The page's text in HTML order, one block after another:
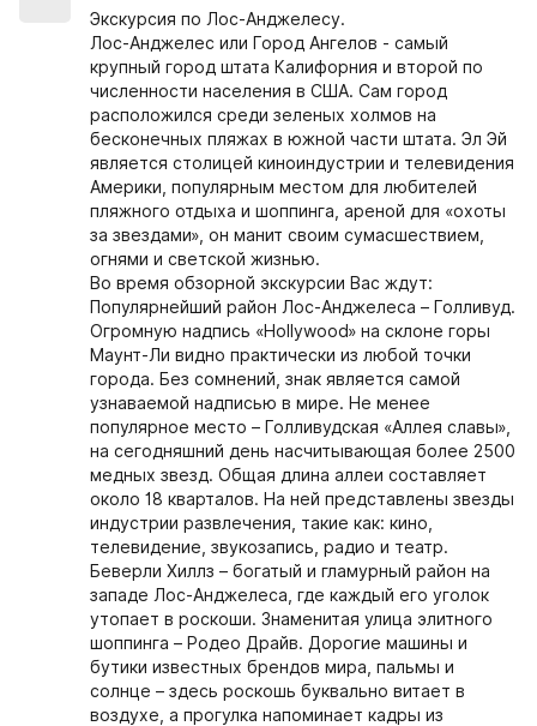
Экскурсия по Лос-Анджелесу.
Лос-Анджелес или Город Ангелов - самый
крупный город штата Калифорния и второй по
численности населения в США. Сам город
расположился среди зеленых холмов на
бесконечных пляжах в южной части штата. Эл Эй
является столицей киноиндустрии и телевидения
Америки, популярным местом для любителей
пляжного отдыха и шоппинга, ареной для «охоты
за звездами», он манит своим сумасшествием,
огнями и светской жизнью.
Во время обзорной экскурсии Вас ждут:
Популярнейший район Лос-Анджелеса – Голливуд.
Огромную надпись «Hollywood» на склоне горы
Маунт-Ли видно практически из любой точки
города. Без сомнений, знак является самой
узнаваемой надписью в мире. Не менее
популярное место – Голливудская «Аллея славы»,
на сегодняшний день насчитывающая более 2500
медных звезд. Общая длина аллеи составляет
около 18 кварталов. На ней представлены звезды
индустрии развлечения, такие как: кино,
телевидение, звукозапись, радио и театр.
Беверли Хиллз – богатый и гламурный район на
западе Лос-Анджелеса, где каждый его уголок
утопает в роскоши. Знаменитая улица элитного
шоппинга – Родео Драйв. Дорогие машины и
бутики известных брендов мира, пальмы и
солнце – здесь роскошь буквально витает в
воздухе, а прогулка напоминает кадры из